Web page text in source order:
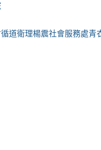
道衛理楊震社會服務處青